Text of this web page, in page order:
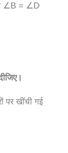
∠B = ∠D
पर खींची गई